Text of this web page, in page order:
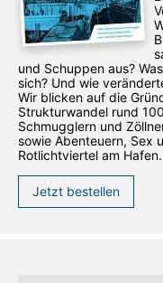
und Schuppen aus?
sich? Und wie
Wir blicken auf die
Strukturwandel rund
Schmugglern und
sowie Abenteuern, Sex
Rotlichtviertel am Hafen.
Jetzt bestellen